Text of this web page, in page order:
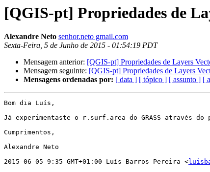
[QGIS-pt] Propriedades de
Alexandre Neto senhor.neto gmail.com
Sexta-Feira, 5 de Junho de 2015 - 01:54:19 PDT
Mensagem anterior: [QGIS-pt] Propriedades de Layers
Mensagem seguinte: [QGIS-pt] Propriedades de Layers
Mensagens ordenadas por: [ data ] [ tópico ] [ assunto ] [
Bom dia Luís,
Já experimentaste o r.surf.area do GRASS através do
Cumprimentos,
Alexandre Neto
2015-06-05 9:35 GMT+01:00 Luís Barros Pereira <